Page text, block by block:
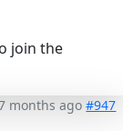
join the
months ago #947